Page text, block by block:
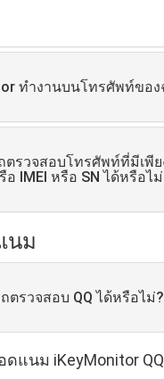
ทํางานบนโทรศัพท์ขอ
ตรวจสอบโทรศัพท์ที่มีเพีย
IMEI หรือ SN ได้หรือไ
นม
รวจสอบ QQ ได้หรือไม่?
ดแนม iKeyMonitor